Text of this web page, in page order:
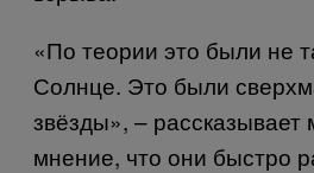
«По теории это были не
Солнце. Это были
звёзды», – рассказывает
мнение, что они быстро